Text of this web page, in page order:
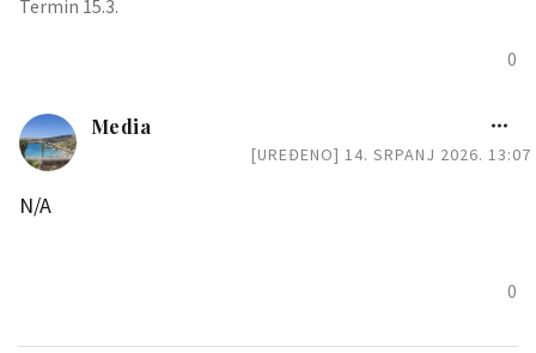
0
Termin 15.3.
Media
[UREĐENO] 14. SRPANJ 2026. 13:07
N/A
0